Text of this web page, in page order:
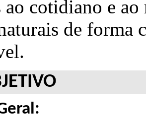
ao cotidiano e
de forma